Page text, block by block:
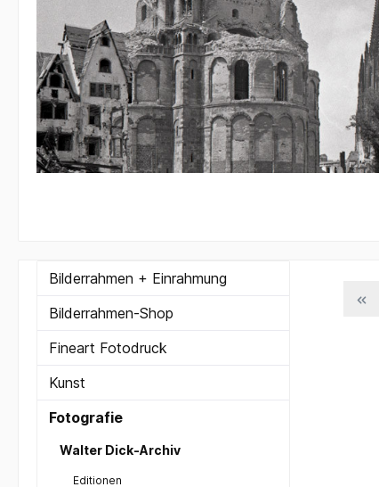
Bilderrahmen + Einrahmung
Bilderrahmen-Shop
Fineart Fotodruck
Kunst
Fotografie
Walter Dick-Archiv
Editionen